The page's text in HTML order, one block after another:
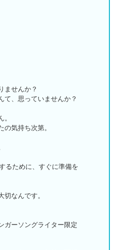
ませんか？
て、思っていませんか？
気持ち次第。
るために、すぐに準備を
なんです。
ガーソングライター限定